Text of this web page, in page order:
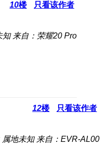
10楼 只看该作者
知 来自：荣耀20 Pro
12楼 只看该作者
属地未知 来自：EVR-AL00